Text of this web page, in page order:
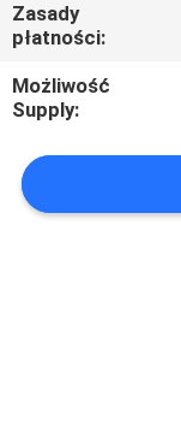
POPROSIĆ
O
WYCENĘ
Zasady
płatności:
Możliwość
Supply: